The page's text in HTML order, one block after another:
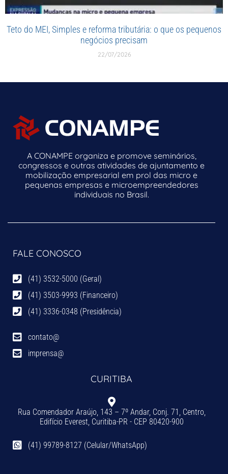
Teto do MEI, Simples e reforma tributária: o que os pequenos
negócios precisam
22/07/2026
A CONAMPE organiza e promove seminários,
congressos e outras atividades de ajuntamento e
mobilização empresarial em prol das micro e
pequenas empresas e microempreendedores
individuais no Brasil.
FALE CONOSCO
(41) 3532-5000 (Geral)
(41) 3503-9993 (Financeiro)
(41) 3336-0348 (Presidência)
contato@
imprensa@
CURITIBA
Rua Comendador Araújo, 143 – 7º Andar, Conj. 71, Centro,
Edifício Everest, Curitiba-PR - CEP 80420-900
(41) 99789-8127 (Celular/WhatsApp)